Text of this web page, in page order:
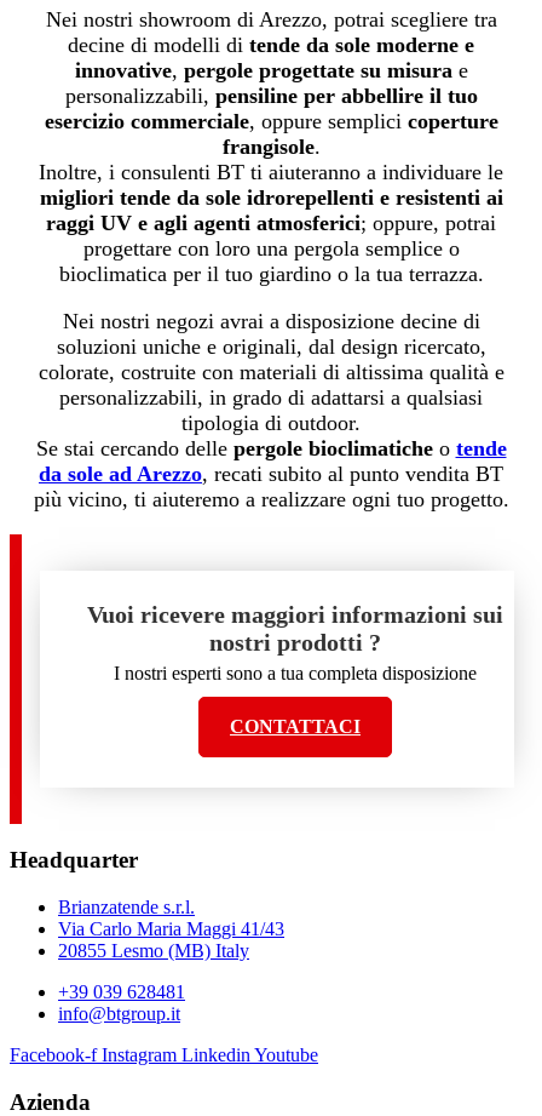
Nei nostri showroom di Arezzo, potrai scegliere tra
decine di modelli di tende da sole moderne e
innovative, pergole progettate su misurae
personalizzabili, pensiline per abbellire il tuo
esercizio commerciale, oppure semplici coperture
frangisole.
Inoltre, i consulenti BT ti aiuteranno a individuare le
migliori tende da sole idrorepellenti e resistenti ai
raggi UV e agli agenti atmosferici; oppure, potrai
progettare con loro una pergola semplice o
bioclimatica per il tuo giardino o la tua terrazza.
Nei nostri negozi avrai a disposizione decine di
soluzioni uniche e originali, dal design ricercato,
colorate, costruite con materiali di altissima qualità e
personalizzabili, in grado di adattarsi a qualsiasi
tipologia di outdoor.
Se stai cercando delle pergole bioclimaticheo tende
da sole ad Arezzo, recati subito al punto vendita BT
più vicino, ti aiuteremo a realizzare ogni tuo progetto.
Vuoi ricevere maggiori informazioni sui
nostri prodotti ?
I nostri esperti sono a tua completa disposizione
CONTATTACI
Headquarter
Brianzatende s.r.l.
Via Carlo Maria Maggi 41/43
20855 Lesmo (MB) Italy
+39 039 628481
info@btgroup.it
Facebook-f Instagram Linkedin Youtube
Azienda